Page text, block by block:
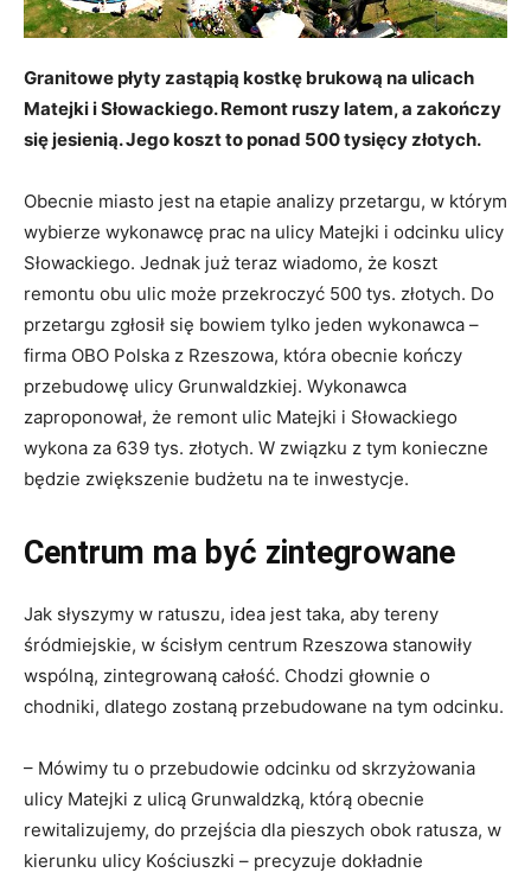
Granitowe płyty zastąpią kostkę brukową na ulicach
Matejki i Słowackiego. Remont ruszy latem, a zakończy
się jesienią. Jego koszt to ponad 500 tysięcy złotych.
Obecnie miasto jest na etapie analizy przetargu, w którym
wybierze wykonawcę prac na ulicy Matejki i odcinku ulicy
Słowackiego. Jednak już teraz wiadomo, że koszt
remontu obu ulic może przekroczyć 500 tys. złotych. Do
przetargu zgłosił się bowiem tylko jeden wykonawca –
firma OBO Polska z Rzeszowa, która obecnie kończy
przebudowę ulicy Grunwaldzkiej. Wykonawca
zaproponował, że remont ulic Matejki i Słowackiego
wykona za 639 tys. złotych. W związku z tym konieczne
będzie zwiększenie budżetu na te inwestycje.
Centrum ma być zintegrowane
Jak słyszymy w ratuszu, idea jest taka, aby tereny
śródmiejskie, w ścisłym centrum Rzeszowa stanowiły
wspólną, zintegrowaną całość. Chodzi głownie o
chodniki, dlatego zostaną przebudowane na tym odcinku.
– Mówimy tu o przebudowie odcinku od skrzyżowania
ulicy Matejki z ulicą Grunwaldzką, którą obecnie
rewitalizujemy, do przejścia dla pieszych obok ratusza, w
kierunku ulicy Kościuszki – precyzuje dokładnie